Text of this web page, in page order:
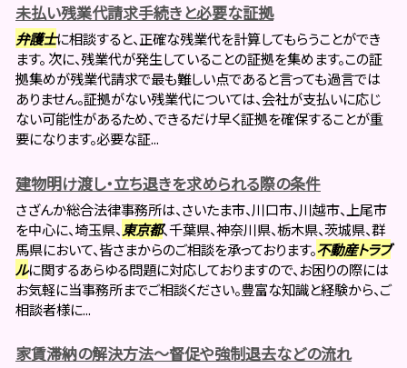
未払い残業代請求手続きと必要な証拠
弁護士に相談すると、正確な残業代を計算してもらうことができ
ます。 次に、残業代が発生していることの証拠を集めます。この証
拠集めが残業代請求で最も難しい点であると言っても過言では
ありません。証拠がない残業代については、会社が支払いに応じ
ない可能性があるため、できるだけ早く証拠を確保することが重
要になります。必要な証...
建物明け渡し・立ち退きを求められる際の条件
さざんか総合法律事務所は、さいたま市、川口市、川越市、上尾市
を中心に、埼玉県、 東京都、千葉県、神奈川県、栃木県、茨城県、群
馬県において、皆さまからのご相談を承っております。不動産トラブ
ルに関するあらゆる問題に対応しておりますので、お困りの際には
お気軽に当事務所までご相談ください。豊富な知識と経験から、ご
相談者様に...
家賃滞納の解決方法～督促や強制退去などの流れ